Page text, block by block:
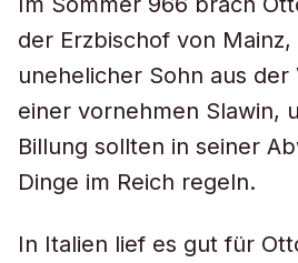
der Erzbischof von Mainz,
unehelicher Sohn aus
einer vornehmen Slawin,
Billung sollten in seiner
Dinge im Reich regeln.
In Italien lief es gut für